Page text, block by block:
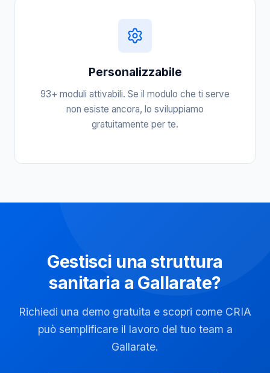
Personalizzabile
93+ moduli attivabili. Se il modulo che ti serve
non esiste ancora, lo sviluppiamo
gratuitamente per te.
Gestisci una struttura
sanitaria a Gallarate?
Richiedi una demo gratuita e scopri come CRIA
può semplificare il lavoro del tuo team a
Gallarate.